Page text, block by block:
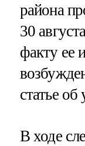
района
30
факту ее
статье об
В ходе